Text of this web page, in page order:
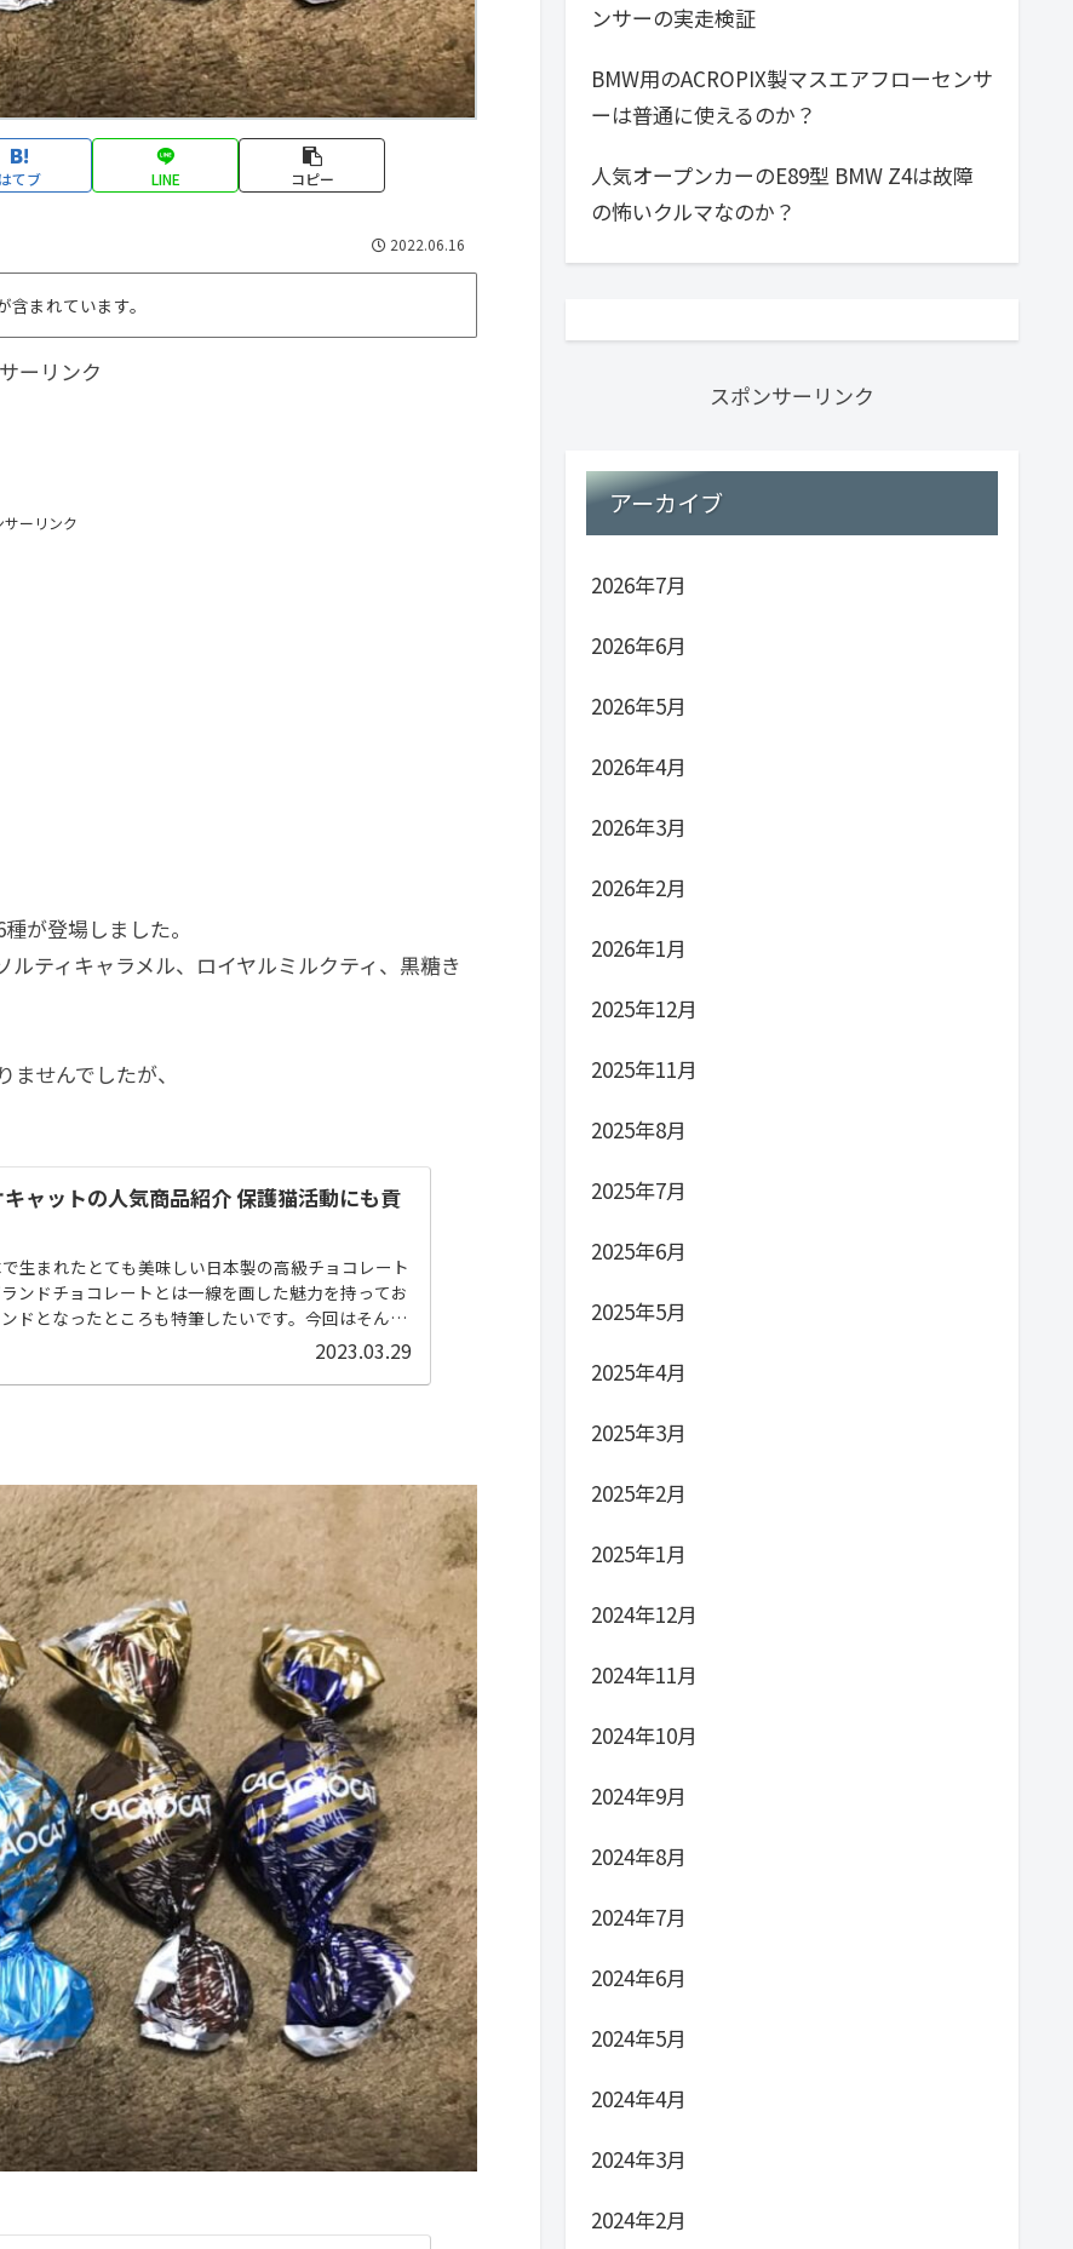
はてブ LINE コピー
2022.06.16
含まれています。
ーリンク
サーリンク
が登場しました。
ティキャラメル、ロイヤルミルクティ、黒糖き
せんでしたが、
キャットの人気商品紹介 保護猫活動にも貢
生まれたとても美味しい日本製の高級チョコレート
ンドチョコレートとは一線を画した魅力を持ってお
ドとなったところも特筆したいです。今回はそんな
2023.03.29
ンサーの実走検証
BMW用のACROPIX製マスエアフローセンサ
ーは普通に使えるのか？
人気オープンカーのE89型 BMW Z4は故障
の怖いクルマなのか？
スポンサーリンク
アーカイブ
2026年7月
2026年6月
2026年5月
2026年4月
2026年3月
2026年2月
2026年1月
2025年12月
2025年11月
2025年8月
2025年7月
2025年6月
2025年5月
2025年4月
2025年3月
2025年2月
2025年1月
2024年12月
2024年11月
2024年10月
2024年9月
2024年8月
2024年7月
2024年6月
2024年5月
2024年4月
2024年3月
2024年2月